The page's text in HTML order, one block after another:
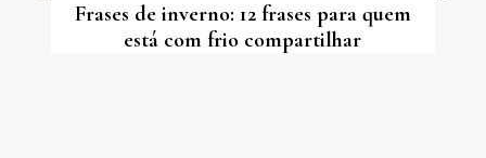
Frases de inverno: 12 frases para quem
está com frio compartilhar